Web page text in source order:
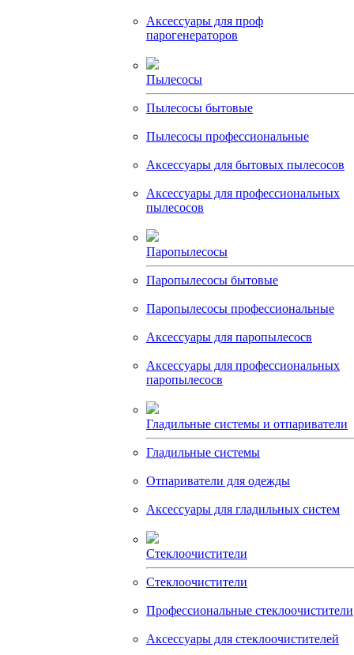
Аксессуары для проф
парогенераторов
Пылесосы
Пылесосы бытовые
Пылесосы профессиональные
Аксессуары для бытовых пылесосов
Аксессуары для профессиональных
пылесосов
Паропылесосы
Паропылесосы бытовые
Паропылесосы профессиональные
Аксессуары для паропылесосв
Аксессуары для профессиональных
паропылесосв
Гладильные системы и отпариватели
Гладильные системы
Отпариватели для одежды
Аксессуары для гладильных систем
Стеклоочистители
Стеклоочистители
Профессиональные стеклоочистители
Аксессуары для стеклоочистителей